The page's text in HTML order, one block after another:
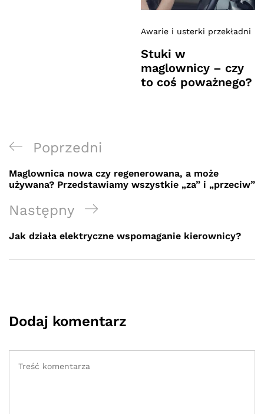
Awarie i usterki przekładni
Stuki w
maglownicy – czy
to coś poważnego?
Nawigacja
wpisu
Previous
Post
Poprzedni
Maglownica nowa czy regenerowana, a może
używana? Przedstawiamy wszystkie „za” i „przeciw”
Next
Post
Następny
Jak działa elektryczne wspomaganie kierownicy?
Dodaj komentarz